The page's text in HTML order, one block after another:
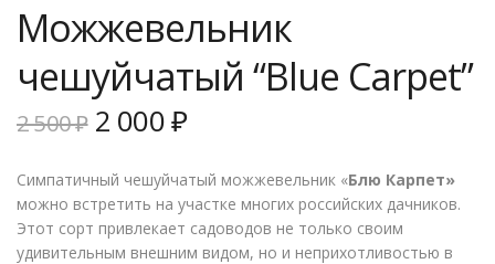
Можжевельник
чешуйчатый “Blue Carpet”
2 500₽ Первоначальная
составляла
2
500 ₽.
2 000₽Текущая
2
000 ₽.
Симпатичный чешуйчатый можжевельник «Блю Карпет»
можно встретить на участке многих российских дачников.
Этот сорт привлекает садоводов не только своим
удивительным внешним видом, но и неприхотливостью в